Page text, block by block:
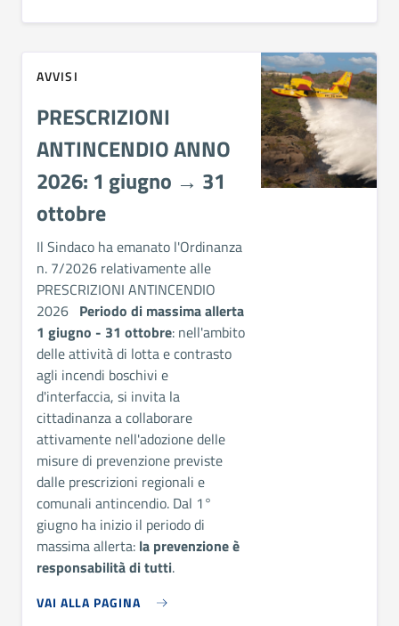
AVVISI
PRESCRIZIONI
ANTINCENDIO ANNO
2026: 1 giugno → 31
ottobre
Il Sindaco ha emanato l'Ordinanza
n. 7/2026 relativamente alle
PRESCRIZIONI ANTINCENDIO
2026 Periodo di massima allerta
1 giugno - 31 ottobre: nell'ambito
delle attività di lotta e contrasto
agli incendi boschivi e
d'interfaccia, si invita la
cittadinanza a collaborare
attivamente nell'adozione delle
misure di prevenzione previste
dalle prescrizioni regionali e
comunali antincendio. Dal 1°
giugno ha inizio il periodo di
massima allerta: la prevenzione è
responsabilità di tutti.
VAI ALLA PAGINA